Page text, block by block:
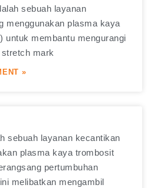
sebuah layanan
menggunakan plasma kaya
untuk membantu mengurangi
mark
»
sebuah layanan kecantikan
plasma kaya trombosit
pertumbuhan
melibatkan mengambil